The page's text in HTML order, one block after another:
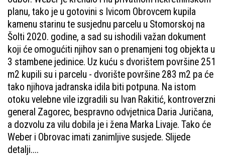
planu, tako je u gotovini s Ivicom Obrovcem kupila
kamenu starinu te susjednu parcelu u Stomorskoj na
Šolti 2020. godine, a sad su ishodili važan dokument
koji će omogućiti njihov san o prenamjeni tog objekta u
3 stambene jedinice. Uz kuću s dvorištem površine 251
m2 kupili su i parcelu - dvorište površine 283 m2 pa će
tako njihova jadranska idila biti potpuna. Na istom
otoku velebne vile izgradili su Ivan Rakitić, kontroverzni
general Zagorec, bespravno odvjetnica Daria Juričana,
a dozvolu za vilu dobila je i žena Marka Livaje. Tako će
Weber i Obrovac imati zanimljive susjede. Slijede
detalji....